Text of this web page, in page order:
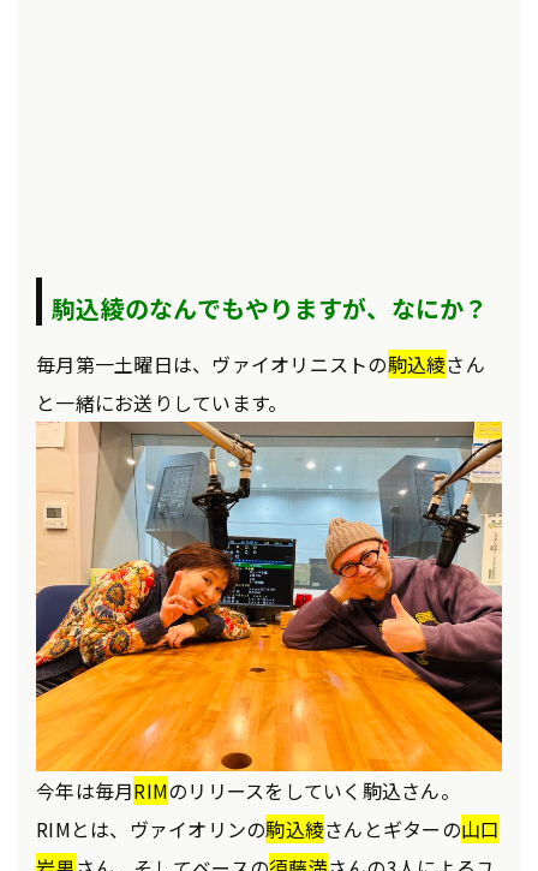
駒込綾のなんでもやりますが、なにか？
毎月第一土曜日は、ヴァイオリニストの駒込綾さん
と一緒にお送りしています。
今年は毎月RIMのリリースをしていく駒込さん。
RIMとは、ヴァイオリンの駒込綾さんとギターの山口